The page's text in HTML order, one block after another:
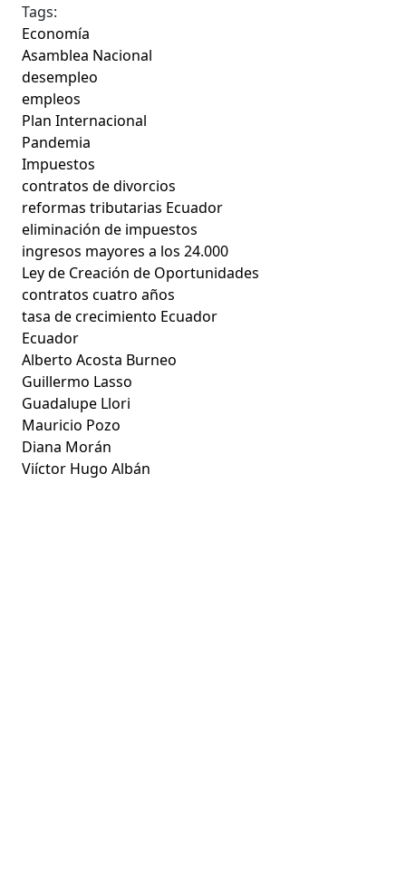
Tags:
Economía
Asamblea Nacional
desempleo
empleos
Plan Internacional
Pandemia
Impuestos
contratos de divorcios
reformas tributarias Ecuador
eliminación de impuestos
ingresos mayores a los 24.000
Ley de Creación de Oportunidades
contratos cuatro años
tasa de crecimiento Ecuador
Ecuador
Alberto Acosta Burneo
Guillermo Lasso
Guadalupe Llori
Mauricio Pozo
Diana Morán
Viíctor Hugo Albán